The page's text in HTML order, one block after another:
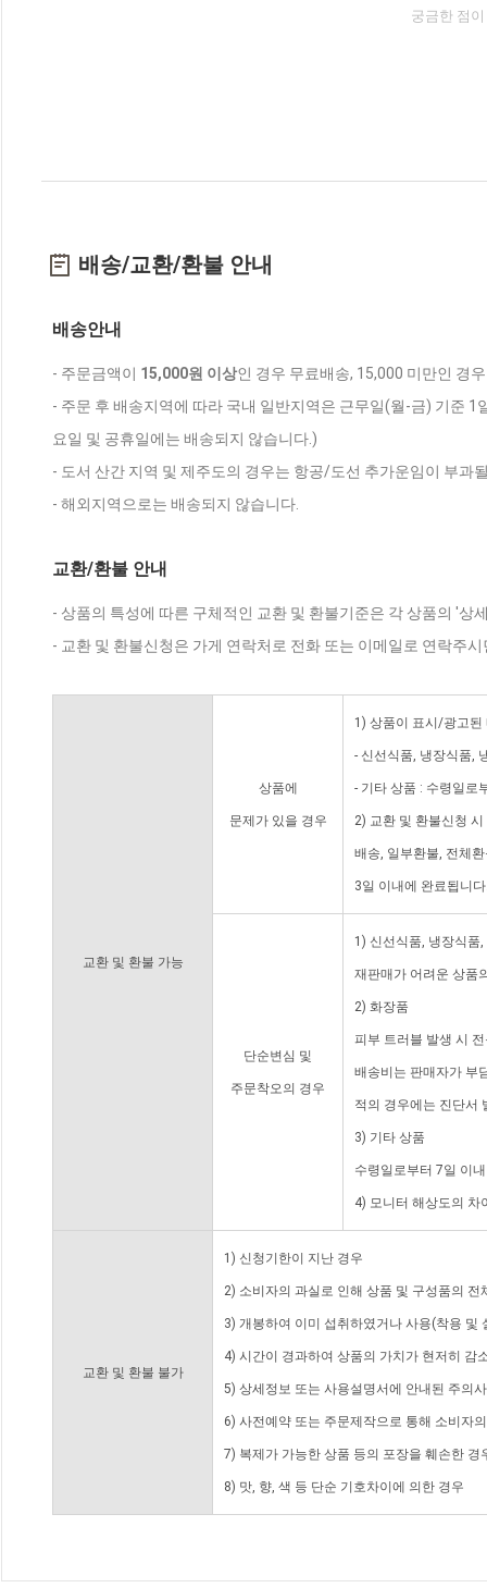
궁금한 점
배송/교환/환불 안내
배송안내
- 주문금액이 15,000원 이상인 경우 무료배송, 15,000 미만인 경
- 주문 후 배송지역에 따라 국내 일반지역은 근무일(월-금) 기준
요일 및 공휴일에는 배송되지 않습니다.)
- 도서 산간 지역 및 제주도의 경우는 항공/도선 추가운임이 부과
- 해외지역으로는 배송되지 않습니다.
교환/환불 안내
- 상품의 특성에 따른 구체적인 교환 및 환불기준은 각 상품의 '상
- 교환 및 환불신청은 가게 연락처로 전화 또는 이메일로 연락주
교환 및 환불 가능
상품에
문제가 있을 경우
1) 상품이 표시/광고된
- 신선식품, 냉장식품,
- 기타 상품 : 수령일로
2) 교환 및 환불신청
배송, 일부환불, 전체
3일 이내에 완료됩니
단순변심 및
주문착오의 경우
1) 신선식품, 냉장식품
재판매가 어려운 상품
2) 화장품
피부 트러블 발생 시
배송비는 판매자가 부
적의 경우에는 진단서
3) 기타 상품
수령일로부터 7일 이
4) 모니터 해상도의 차
교환 및 환불 불가
1) 신청기한이 지난 경우
2) 소비자의 과실로 인해 상품 및 구성품의
3) 개봉하여 이미 섭취하였거나 사용(착용 및
4) 시간이 경과하여 상품의 가치가 현저히 감
5) 상세정보 또는 사용설명서에 안내된 주의
6) 사전예약 또는 주문제작으로 통해 소비자
7) 복제가 가능한 상품 등의 포장을 훼손한 경
8) 맛, 향, 색 등 단순 기호차이에 의한 경우